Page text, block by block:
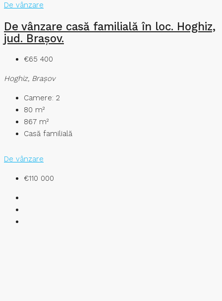
De vânzare
De vânzare casă familială în loc. Hoghiz,
jud. Brașov.
€65 400
Hoghiz, Brașov
Camere: 2
80 m²
867 m²
Casă familială
De vânzare
€110 000